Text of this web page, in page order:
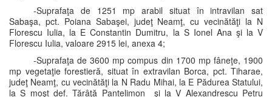
-Suprafaţa de 1251 mp arabil situat în intravilan sat
Sabaşa, pct. Poiana Sabaşei, judeţ Neamţ, cu vecinătăţi la N
Florescu Iulia, la E Constantin Dumitru, la S Ionel Ana şi la V
Florescu Iulia, valoare 2915 lei, anexa 4;
-Suprafaţa de 3600 mp compus din 1700 mp fâneţe, 1900
mp vegetaţie forestieră, situat în extravilan Borca, pct. Tiharae,
judeţ Neamţ, cu vecinătăţi la N Radu Mihai, la E Pădurea Statului,
la S moşt def. Tărâţă Pantelimon şi la V Alexandrescu Petru